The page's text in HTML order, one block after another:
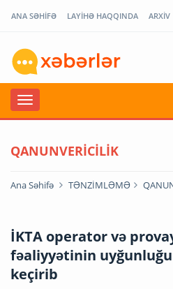
ANA SƏHİFƏ LAYİHƏ HAQQINDA ARXİV
QANUNVERİCİLİK
Ana Səhifə TƏNZİMLƏMƏ
İKTA operator və
fəaliyyətinin
keçirib